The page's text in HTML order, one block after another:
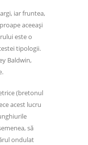
iar fruntea,
aceeași
este o
tipologii.
Baldwin,
(bretonul
acest lucru
să
ondulat